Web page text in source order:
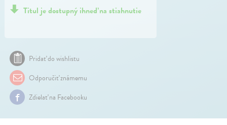
Titul je dostupný ihneď na stiahnutie
Pridať do wishlistu
Odporučiť známemu
Zdielať na Facebooku